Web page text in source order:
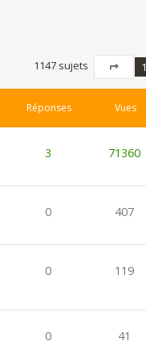
1147 sujets
Page
1
Réponses Vues
3 71360
0 407
0 119
0 41